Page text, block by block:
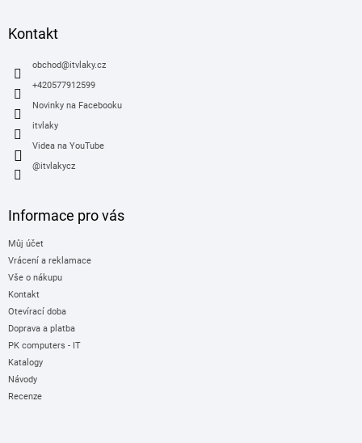
Kontakt
obchod@itvlaky.cz
+420577912599
Novinky na Facebooku
itvlaky
Videa na YouTube
@itvlakycz
Informace pro vás
Můj účet
Vrácení a reklamace
Vše o nákupu
Kontakt
Otevírací doba
Doprava a platba
PK computers - IT
Katalogy
Návody
Recenze